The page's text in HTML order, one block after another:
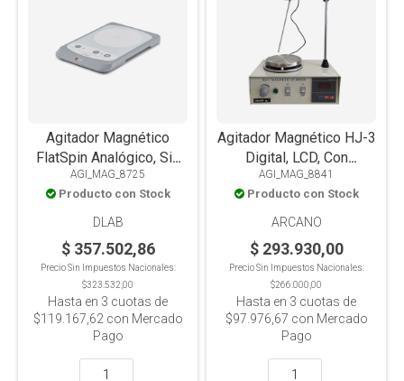
Agitador Magnético
FlatSpin Analógico, Sin
Calefacción, Placa PET,
0.8L
AGI_MAG_8725
Producto con Stock
DLAB
$ 357.502,86
Precio Sin Impuestos Nacionales:
$323.532,00
Hasta en 3 cuotas de
$119.167,62 con Mercado
Pago
Agitador Magnético HJ-3
Digital, LCD, Con
Calefacción, Con Sonda,
Placa Acero Inox, 2L
AGI_MAG_8841
Producto con Stock
ARCANO
$ 293.930,00
Precio Sin Impuestos Nacionales:
$266.000,00
Hasta en 3 cuotas de
$97.976,67 con Mercado
Pago